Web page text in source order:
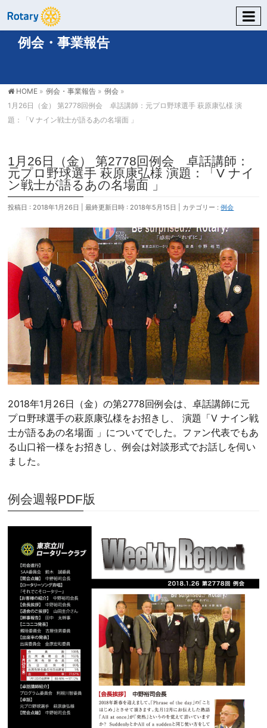
例会・事業報告
HOME » 例会・事業報告 » 例会 »
1月26日（金） 第2778回例会 卓話講師：元プロ野球選手 萩原康弘様 演
題：「V ナイン戦士が語るあの名場面 」
1月26日（金） 第2778回例会 卓話講師：
元プロ野球選手 萩原康弘様 演題：「V ナイ
ン戦士が語るあの名場面 」
投稿日 : 2018年1月26日 最終更新日時 : 2018年5月15日 カテゴリー :例会
2018年1月26日（金）の第2778回例会は、卓話講師に元
プロ野球選手の萩原康弘様をお招きし、 演題「V ナイン戦
士が語るあの名場面 」についてでした。ファン代表でもあ
る山口裕一様をお招きし、例会は対談形式でお話しを伺い
ました。
例会週報PDF版